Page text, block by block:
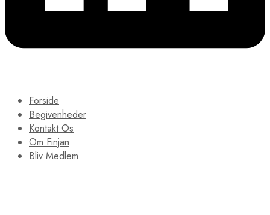
Forside
Begivenheder
Kontakt Os
Om Finjan
Bliv Medlem